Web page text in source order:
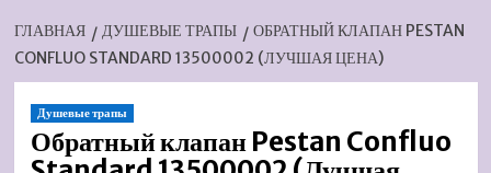
ГЛАВНАЯ ДУШЕВЫЕ ТРАПЫ
ОБРАТНЫЙ КЛАПАН PESTAN
CONFLUO STANDARD 13500002 (ЛУЧШАЯ ЦЕНА)
Душевые трапы
Обратный клапан Pestan Confluo